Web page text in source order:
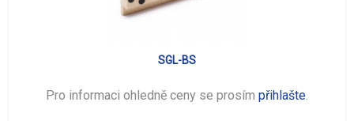
SGL-BS
Pro informaci ohledně ceny se prosím přihlašte.